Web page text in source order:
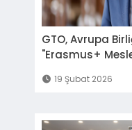
GTO, Avrupa
"Erasmus+
Kazandı
19 Şubat 2026